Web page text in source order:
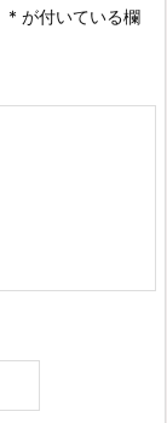
* が付いている欄